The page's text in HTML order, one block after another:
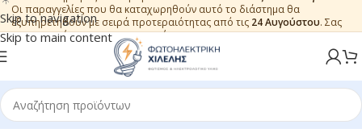
Skip to navigation
Skip to main content
Οι παραγγελίες που θα καταχωρηθούν αυτό το διάστημα θα
εξυπηρετηθούν με σειρά προτεραιότητας από τις 24 Αυγούστου. Σας
ευχαριστούμε για την εμπιστοσύνη.